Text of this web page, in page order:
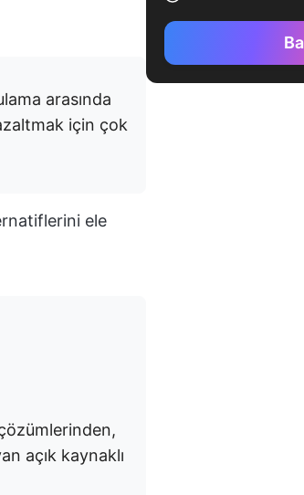
arasında
için çok
ele
açık kaynaklı